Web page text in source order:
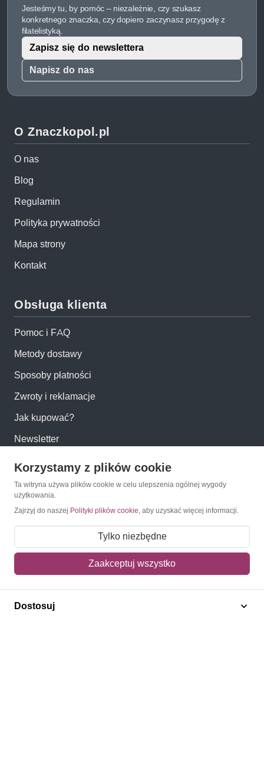
Jesteśmy tu, by pomóc – niezależnie, czy szukasz
konkretnego znaczka, czy dopiero zaczynasz przygodę z
filatelistyką.
Napisz do nas
Zapisz się do newslettera
O Znaczkopol.pl
O nas
Blog
Regulamin
Polityka prywatności
Mapa strony
Kontakt
Obsługa klienta
Pomoc i FAQ
Metody dostawy
Sposoby płatności
Zwroty i reklamacje
Jak kupować?
Newsletter
Konto
Moje konto
Moje zamówienia
Mój koszyk
Adres dostawy
Polecamy
Korzystamy z plików cookie
Ta witryna używa plików cookie w celu ulepszenia ogólnej wygody
użytkowania.
Zajrzyj do naszej Polityki plików cookie, aby uzyskać więcej informacji.
Tylko niezbędne
Zaakceptuj wszystko
Dostosuj